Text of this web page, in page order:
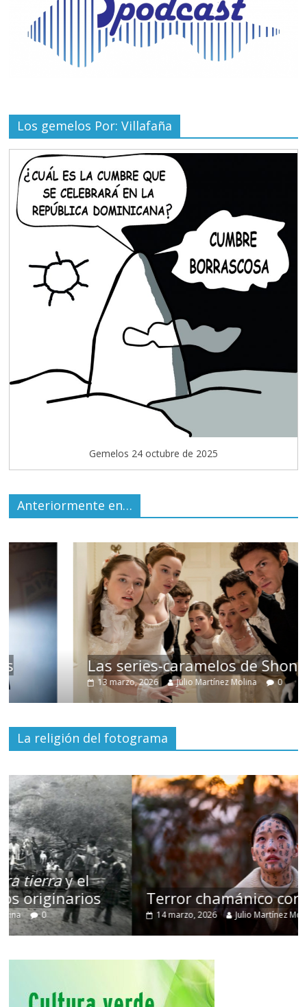
Los gemelos Por: Villafaña
Gemelos 24 octubre de 2025
Anteriormente en…
Las series-caramelos de Shondaland
13 marzo, 2026 Julio Martínez Molina 0
La religión del fotograma
Terror chamánico coreano
14 marzo, 2026 Julio Martínez Molina 0